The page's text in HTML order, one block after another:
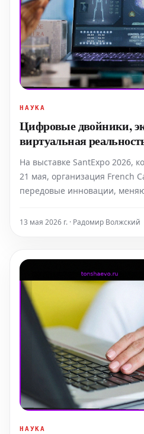
НАУКА
Цифровые двойники,
виртуальная
представляет медицину
SantExpo
На выставке SantExpo 2026,
21 мая, организация French
передовые инновации,
медицинских устройств
13 мая 2026 г. · Радомир Волжский
НАУКА